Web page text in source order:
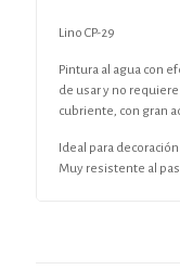
Lino CP-29
Pintura al agua con
de usar y no
cubriente, con gran
Ideal para
Muy resistente al